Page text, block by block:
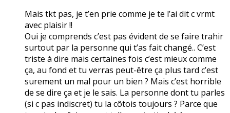
Mais tkt pas, je t’en prie comme je te l’ai dit c vrmt
avec plaisir !!
Oui je comprends c’est pas évident de se faire trahir
surtout par la personne qui t’as fait changé.. C’est
triste à dire mais certaines fois c’est mieux comme
ça, au fond et tu verras peut-être ça plus tard c’est
surement un mal pour un bien ? Mais c’est horrible
de se dire ça et je le sais. La personne dont tu parles
(si c pas indiscret) tu la côtois toujours ? Parce que